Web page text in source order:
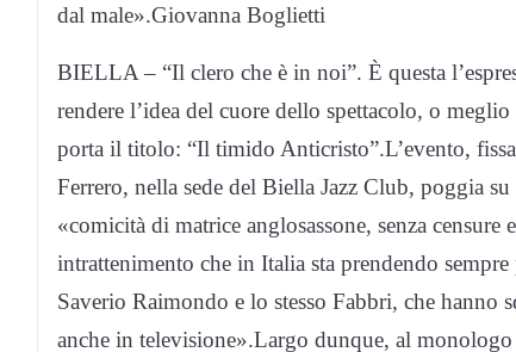
dal male».Giovanna Boglietti
BIELLA – “Il clero che è in noi”. È questa
rendere l’idea del cuore dello spettacolo, o
porta il titolo: “Il timido Anticristo”.L’evento,
Ferrero, nella sede del Biella Jazz Club, poggia
«comicità di matrice anglosassone, senza
intrattenimento che in Italia sta prendendo
Saverio Raimondo e lo stesso Fabbri, che hanno
anche in televisione».Largo dunque, al